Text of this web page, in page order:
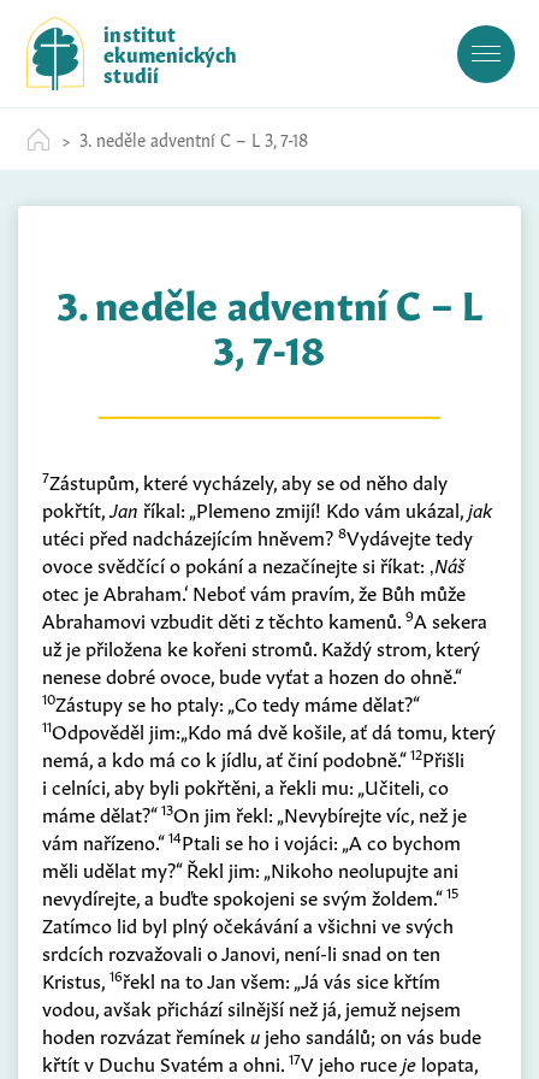
c
institut
ekumenických
studií
3. neděle adventní C – L 3, 7-18
3. neděle adventní C – L
3, 7-18
7Zástupům, které vycházely, aby se od něho daly
pokřtít,Jan říkal: „Plemeno zmijí! Kdo vám ukázal,jak
utéci před nadcházejícím hněvem? 8Vydávejte tedy
ovoce svědčící o pokání a nezačínejte si říkat: ‚Náš
otec je Abraham.‘ Neboť vám pravím, že Bůh může
Abrahamovi vzbudit děti z těchto kamenů. 9A sekera
už je přiložena ke kořeni stromů. Každý strom, který
nenese dobré ovoce, bude vyťat a hozen do ohně.“
10Zástupy se ho ptaly: „Co tedy máme dělat?“
11Odpověděl jim:„Kdo má dvě košile, ať dá tomu, který
nemá, a kdo má co k jídlu, ať činí podobně.“12Přišli
i celníci, aby byli pokřtěni, a řekli mu: „Učiteli, co
máme dělat?“13On jim řekl: „Nevybírejte víc, než je
vám nařízeno.“14Ptali se ho i vojáci: „A co bychom
měli udělat my?“ Řekl jim: „Nikoho neolupujte ani
nevydírejte, a buďte spokojeni se svým žoldem.“15
Zatímco lid byl plný očekávání a všichni ve svých
srdcích rozvažovali o Janovi, není-li snad on ten
Kristus, 16řekl na to Jan všem: „Já vás sice křtím
vodou, avšak přichází silnější než já, jemuž nejsem
hoden rozvázat řemínek u jeho sandálů; on vás bude
křtít v Duchu Svatém a ohni. 17V jeho ruceje lopata,